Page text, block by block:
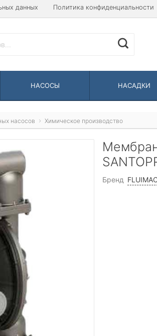
данных Политика конфиденциальности
НАСОСЫ НАСАДКИ
насосов Химическое производство
Бренд